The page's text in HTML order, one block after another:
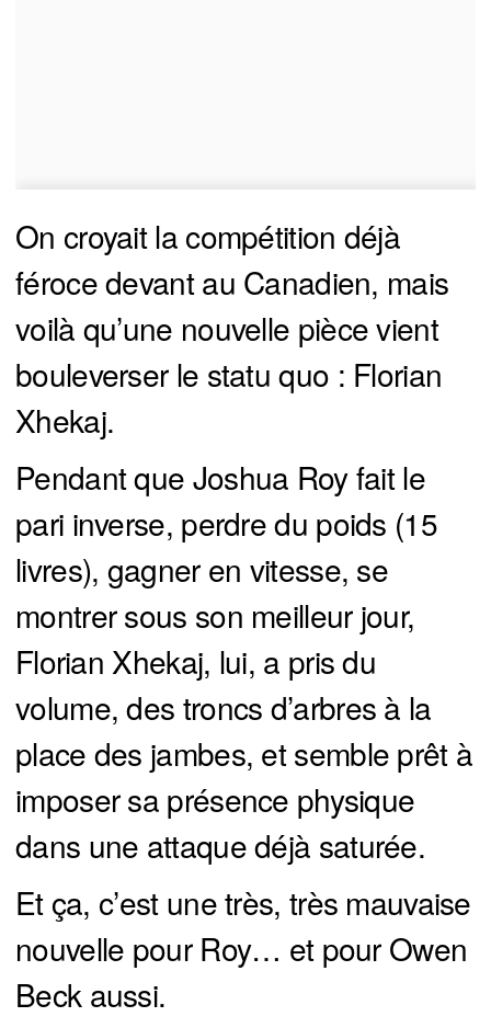
On croyait la compétition déjà
féroce devant au Canadien, mais
voilà qu’une nouvelle pièce vient
bouleverser le statu quo : Florian
Xhekaj.
Pendant que Joshua Roy fait le
pari inverse, perdre du poids (15
livres), gagner en vitesse, se
montrer sous son meilleur jour,
Florian Xhekaj, lui, a pris du
volume, des troncs d’arbres à la
place des jambes, et semble prêt à
imposer sa présence physique
dans une attaque déjà saturée.
Et ça, c’est une très, très mauvaise
nouvelle pour Roy… et pour Owen
Beck aussi.